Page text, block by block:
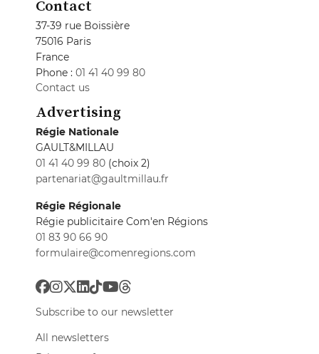
Contact
37-39 rue Boissière
75016 Paris
France
Phone : 01 41 40 99 80
Contact us
Advertising
Régie Nationale
GAULT&MILLAU
01 41 40 99 80 (choix 2)
partenariat@gaultmillau.fr
Régie Régionale
Régie publicitaire Com'en Régions
01 83 90 66 90
formulaire@comenregions.com
Subscribe to our newsletter
All newsletters